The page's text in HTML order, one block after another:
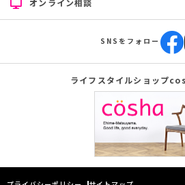
SNSをフォロー
ライフスタイルショップ